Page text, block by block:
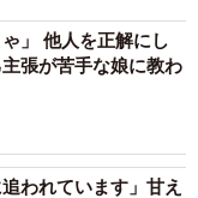
」 他人を正解にし
張が苦手な娘に教わ
われています」甘え